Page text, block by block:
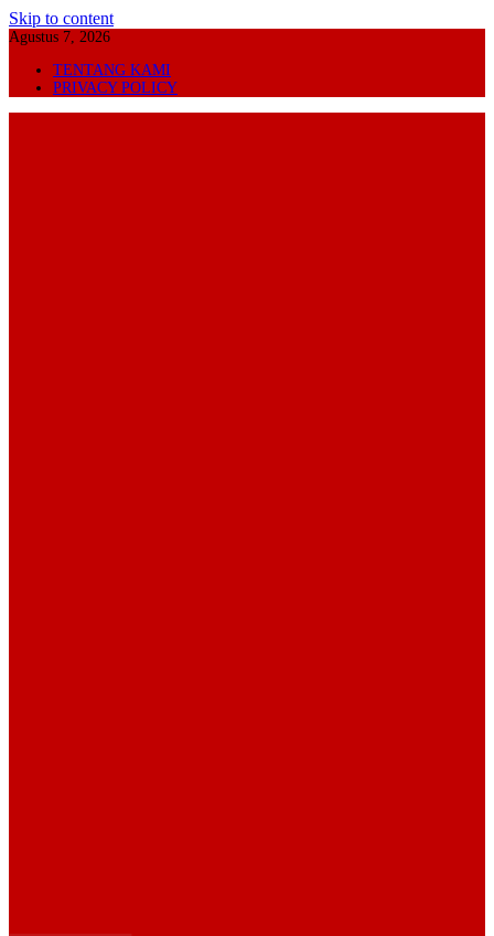
Skip to content
Agustus 7, 2026
TENTANG KAMI
PRIVACY POLICY